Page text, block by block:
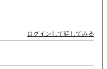
ログインして話してみる